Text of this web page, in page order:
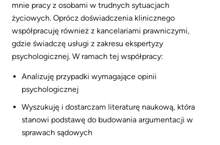
mnie pracy z osobami w trudnych sytuacjach
życiowych. Oprócz doświadczenia klinicznego
współpracuję również z kancelariami prawniczymi,
gdzie świadczę usługi z zakresu ekspertyzy
psychologicznej. W ramach tej współpracy:
Analizuję przypadki wymagające opinii
psychologicznej
Wyszukuję i dostarczam literaturę naukową, która
stanowi podstawę do budowania argumentacji w
sprawach sądowych